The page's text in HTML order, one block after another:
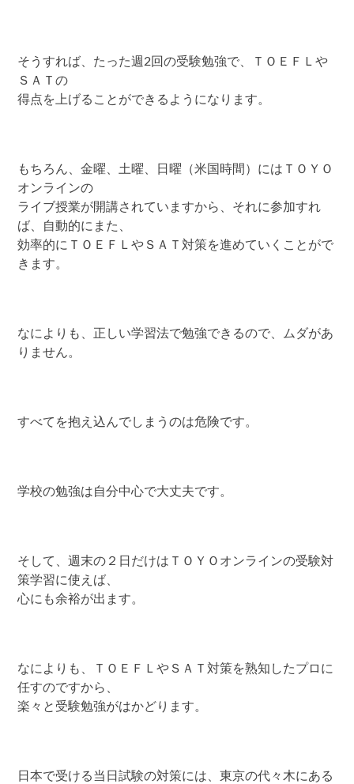
そうすれば、たった週2回の受験勉強で、ＴＯＥＦＬや
ＳＡＴの
得点を上げることができるようになります。
もちろん、金曜、土曜、日曜（米国時間）にはＴＯＹＯ
オンラインの
ライブ授業が開講されていますから、それに参加すれ
ば、自動的にまた、
効率的にＴＯＥＦＬやＳＡＴ対策を進めていくことがで
きます。
なによりも、正しい学習法で勉強できるので、ムダがあ
りません。
すべてを抱え込んでしまうのは危険です。
学校の勉強は自分中心で大丈夫です。
そして、週末の２日だけはＴＯＹＯオンラインの受験対
策学習に使えば、
心にも余裕が出ます。
なによりも、ＴＯＥＦＬやＳＡＴ対策を熟知したプロに
任すのですから、
楽々と受験勉強がはかどります。
日本で受ける当日試験の対策には、東京の代々木にある